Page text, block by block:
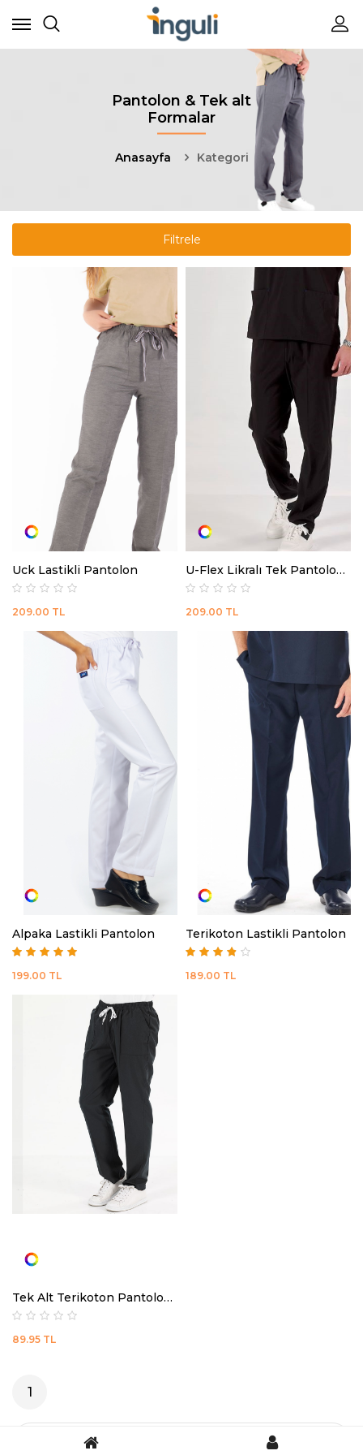
Pantolon & Tek alt
Formalar
Anasayfa Kategori
Filtrele
Uck Lastikli Pantolon
209.00 TL
U-Flex Likralı Tek Pantolon (İnce Kumaş)
209.00 TL
Alpaka Lastikli Pantolon
199.00 TL
Terikoton Lastikli Pantolon
189.00 TL
Tek Alt Terikoton Pantolonlar
89.95 TL
1
5 sonuçtan 0 – 12 arası gösteriliyor